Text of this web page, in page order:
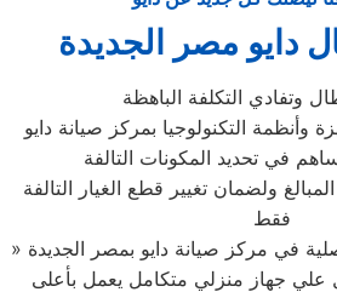
دايو مصر الجديدة
وتفادي التكلفة الباهظة
وأنظمة التكنولوجيا بمركز صيانة دايو
في تحديد المكونات التالفة
ولضمان تغيير قطع الغيار التالفة
فقط
علي جهاز منزلي متكامل يعمل بأعلى